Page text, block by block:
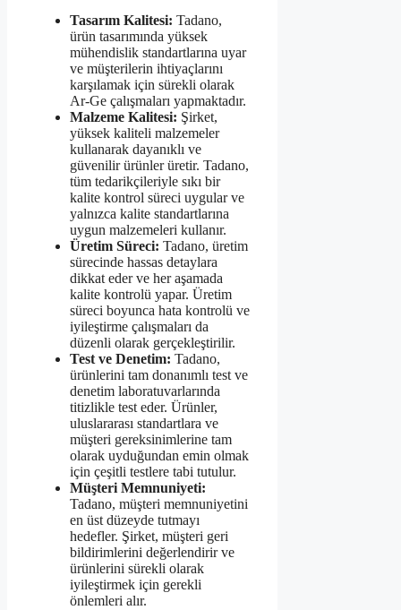
Tasarım Kalitesi: Tadano,
ürün tasarımında yüksek
mühendislik standartlarına uyar
ve müşterilerin ihtiyaçlarını
karşılamak için sürekli olarak
Ar-Ge çalışmaları yapmaktadır.
Malzeme Kalitesi: Şirket,
yüksek kaliteli malzemeler
kullanarak dayanıklı ve
güvenilir ürünler üretir. Tadano,
tüm tedarikçileriyle sıkı bir
kalite kontrol süreci uygular ve
yalnızca kalite standartlarına
uygun malzemeleri kullanır.
Üretim Süreci: Tadano, üretim
sürecinde hassas detaylara
dikkat eder ve her aşamada
kalite kontrolü yapar. Üretim
süreci boyunca hata kontrolü ve
iyileştirme çalışmaları da
düzenli olarak gerçekleştirilir.
Test ve Denetim: Tadano,
ürünlerini tam donanımlı test ve
denetim laboratuvarlarında
titizlikle test eder. Ürünler,
uluslararası standartlara ve
müşteri gereksinimlerine tam
olarak uyduğundan emin olmak
için çeşitli testlere tabi tutulur.
Müşteri Memnuniyeti:
Tadano, müşteri memnuniyetini
en üst düzeyde tutmayı
hedefler. Şirket, müşteri geri
bildirimlerini değerlendirir ve
ürünlerini sürekli olarak
iyileştirmek için gerekli
önlemleri alır.